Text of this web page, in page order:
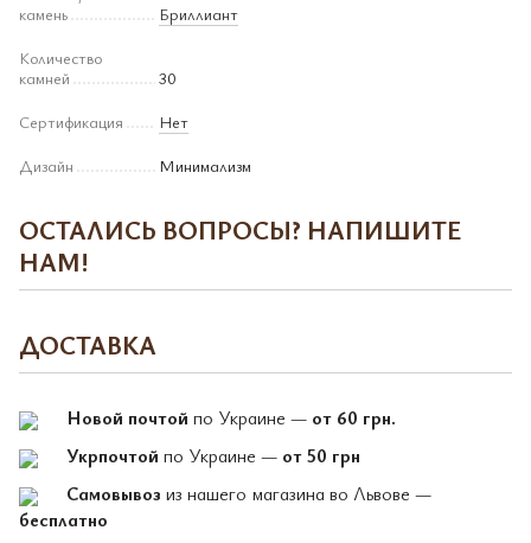
камень
Бриллиант
Количество
камней
30
Сертификация
Нет
Дизайн
Минимализм
ОСТАЛИСЬ ВОПРОСЫ? НАПИШИТЕ
НАМ!
ДОСТАВКА
Новой почтой по Украине — от 60 грн.
Укрпочтой по Украине — от 50 грн
Самовывоз из нашего магазина во Львове —
бесплатно